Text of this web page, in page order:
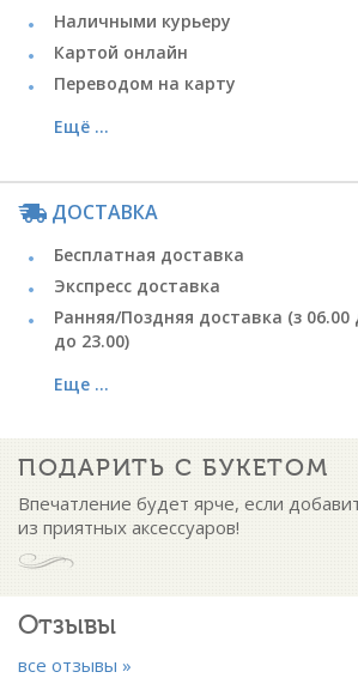
Наличными курьеру
Картой онлайн
Переводом на карту
Ещё ...
ДОСТАВКА
Бесплатная доставка
Экспресс доставка
Ранняя/Поздняя доставка (з 06.00
до 23.00)
Еще ...
ПОДАРИТЬ С БУКЕТОМ
Впечатление будет ярче, если
из приятных аксессуаров!
Отзывы
все отзывы »